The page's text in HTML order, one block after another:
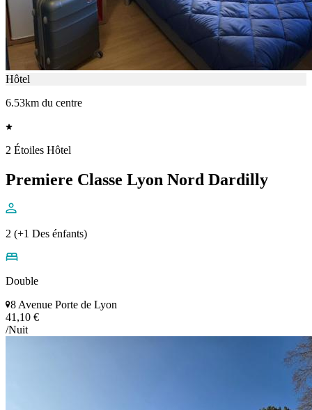
Hôtel
6.53km du centre
2 Étoiles Hôtel
Premiere Classe Lyon Nord Dardilly
2 (+1 Des énfants)
Double
8 Avenue Porte de Lyon
41,10 €
/Nuit